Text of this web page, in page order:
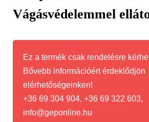
Vágásvédelemmel
Ez a termék csak rendelésre
Bővebb információért érdeklődjön
elérhetőségeinken!
+36 69 304 904, +36 69 322 603,
info@geponline.hu